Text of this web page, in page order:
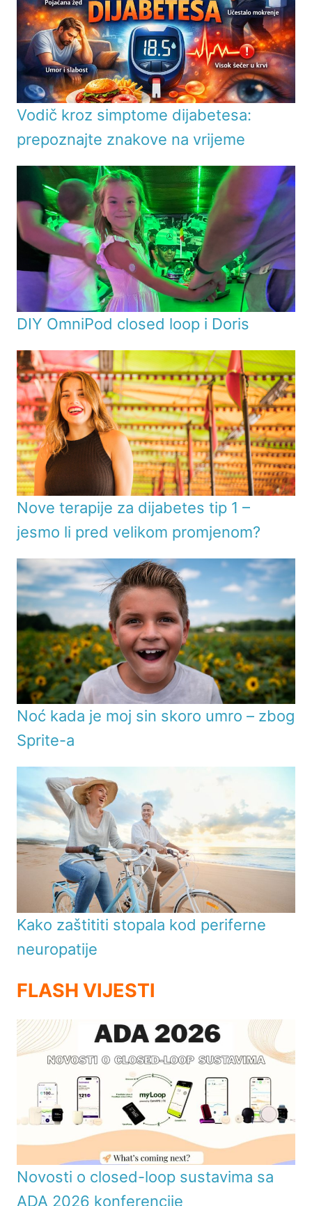
Vodič kroz simptome dijabetesa:
prepoznajte znakove na vrijeme
DIY OmniPod closed loop i Doris
Nove terapije za dijabetes tip 1 –
jesmo li pred velikom promjenom?
Noć kada je moj sin skoro umro – zbog
Sprite-a
Kako zaštititi stopala kod periferne
neuropatije
FLASH VIJESTI
Novosti o closed-loop sustavima sa
ADA 2026 konferencije